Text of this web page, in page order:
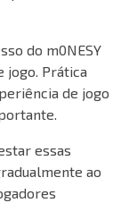
do m0NESY
jogo. Prática
de jogo
essas
ao